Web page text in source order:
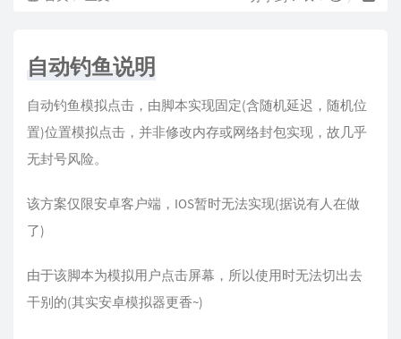
自动钓鱼说明
自动钓鱼模拟点击，由脚本实现固定(含随机延迟，随机位
置)位置模拟点击，并非修改内存或网络封包实现，故几乎
无封号风险。
该方案仅限安卓客户端，IOS暂时无法实现(据说有人在做
了)
由于该脚本为模拟用户点击屏幕，所以使用时无法切出去
干别的(其实安卓模拟器更香~)